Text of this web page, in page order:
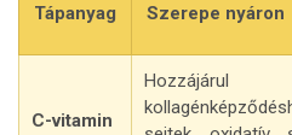
Tápanyag Szerepe nyáron
C-vitamin